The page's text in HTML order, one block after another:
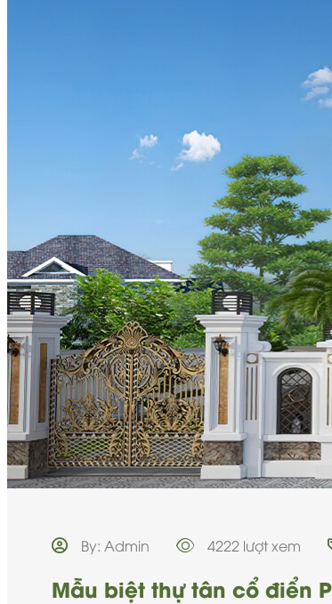
By: Admin 4222 lượt xem
Mẫu biệt thự tân cổ điển